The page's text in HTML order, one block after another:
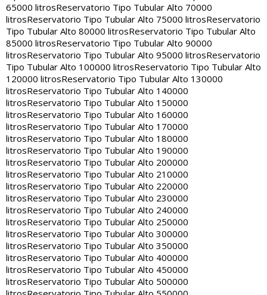
65000 litrosReservatorio Tipo Tubular Alto 70000
litrosReservatorio Tipo Tubular Alto 75000 litrosReservatorio
Tipo Tubular Alto 80000 litrosReservatorio Tipo Tubular Alto
85000 litrosReservatorio Tipo Tubular Alto 90000
litrosReservatorio Tipo Tubular Alto 95000 litrosReservatorio
Tipo Tubular Alto 100000 litrosReservatorio Tipo Tubular Alto
120000 litrosReservatorio Tipo Tubular Alto 130000
litrosReservatorio Tipo Tubular Alto 140000
litrosReservatorio Tipo Tubular Alto 150000
litrosReservatorio Tipo Tubular Alto 160000
litrosReservatorio Tipo Tubular Alto 170000
litrosReservatorio Tipo Tubular Alto 180000
litrosReservatorio Tipo Tubular Alto 190000
litrosReservatorio Tipo Tubular Alto 200000
litrosReservatorio Tipo Tubular Alto 210000
litrosReservatorio Tipo Tubular Alto 220000
litrosReservatorio Tipo Tubular Alto 230000
litrosReservatorio Tipo Tubular Alto 240000
litrosReservatorio Tipo Tubular Alto 250000
litrosReservatorio Tipo Tubular Alto 300000
litrosReservatorio Tipo Tubular Alto 350000
litrosReservatorio Tipo Tubular Alto 400000
litrosReservatorio Tipo Tubular Alto 450000
litrosReservatorio Tipo Tubular Alto 500000